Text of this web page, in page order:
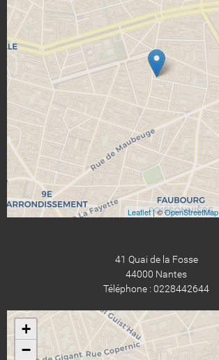
Leaflet| ©OpenStreetMap
41 Quai de la Fosse
44000 Nantes
Téléphone : 0228442644
+
−